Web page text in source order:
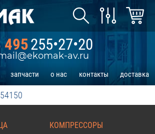
495255•27•20
av.ru
запчасти о нас контакты доставка
КОМПРЕССОРЫ